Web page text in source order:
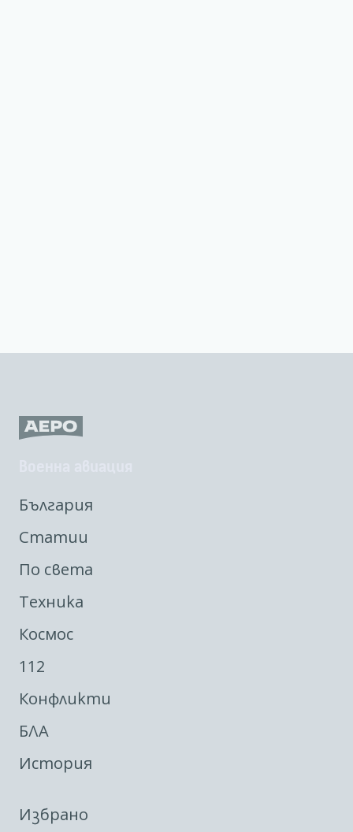
България
Статии
По света
Техника
Космос
112
Конфликти
БЛА
История
Избрано